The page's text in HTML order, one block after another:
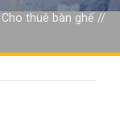
Cho thuê bàn ghế//